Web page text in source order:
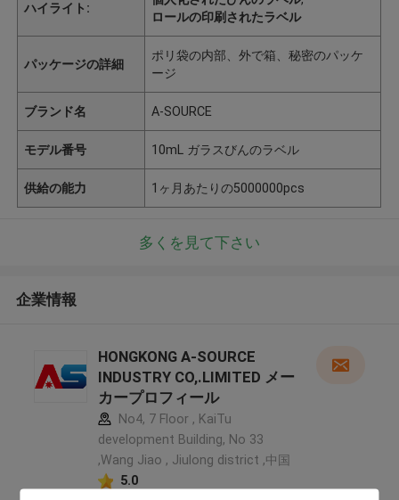
ハイライト:
ロールの印刷されたラベル
パッケージの詳細
ポリ袋の内部、外で箱、秘密のパッケ
ージ
ブランド名 A-SOURCE
モデル番号 10mL ガラスびんのラベル
供給の能力 1ヶ月あたりの5000000pcs
多くを見て下さい
企業情報
HONGKONG A-SOURCE
INDUSTRY CO,.LIMITED メー
カープロフィール
No4, 7 Floor , KaiTu
development Building, No 33
,Wang Jiao , Jiulong district ,中国
5.0